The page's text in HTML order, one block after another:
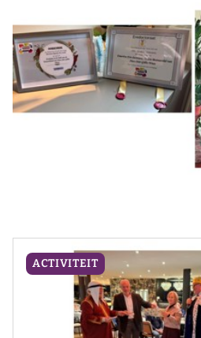
ACTIVITEIT